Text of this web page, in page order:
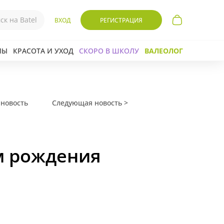
ВХОД РЕГИСТРАЦИЯ
КРАСОТА И УХОД СКОРО В ШКОЛУ ВАЛЕОЛОГ
Следующая новость >
рождения